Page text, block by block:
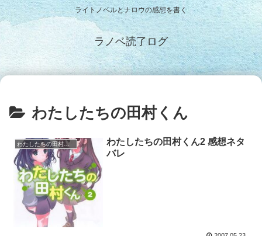
ライトノベルとナロウの感想を書く
ラノベ読了ログ
わたしたちの田村くん
わたしたちの田村くん
わたしたちの田村くん2 感想ネタ
バレ